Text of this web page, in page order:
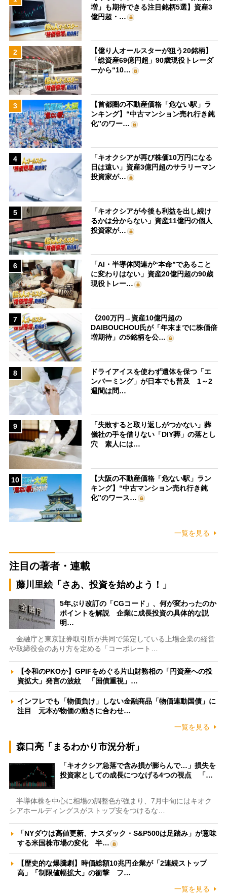
増」も期待できる注目銘柄5選】資産3
億円超・…
2
【億り人オールスターが狙う20銘柄】
「総資産69億円超」90歳現役トレーダ
ーから“10…
3
【首都圏の不動産価格「危ない駅」ラ
ンキング】“中古マンション売れ行き鈍
化”のワー…
4
「キオクシアが再び株価10万円になる
日は遠い」資産3億円超のサラリーマン
投資家が…
5
「キオクシアが今後も利益を出し続け
るかは分からない」資産11億円の個人
投資家が…
6
「AI・半導体関連が“本命”であること
に変わりはない」資産20億円超の90歳
現役トレー…
7
《200万円→資産10億円超の
DAIBOUCHOU氏が「年末までに株価倍
増期待」の5銘柄を公…
8
ドライアイスを使わず遺体を保つ「エ
ンバーミング」が日本でも普及 1～2
週間は問…
9
「失敗すると取り返しがつかない」葬
儀社の手を借りない「DIY葬」の落とし
穴 素人には…
10
【大阪の不動産価格「危ない駅」ラン
キング】“中古マンション売れ行き鈍
化”のワース…
一覧を見る
注目の著者・連載
藤川里絵「さあ、投資を始めよう！」
5年ぶり改訂の「CGコード」、何が変わったのか
ポイントを解説 企業に成長投資の具体的な説
明…
金融庁と東京証券取引所が共同で策定している上場企業の経営
や取締役会のあり方を定める「コーポレート…
【令和のPKOか】GPIFをめぐる片山財務相の「円資産への投
資拡大」発言の波紋 「国債重視」…
インフレでも「物価負け」しない金融商品「物価連動国債」に
注目 元本が物価の動きに合わせ…
一覧を見る
森口亮「まるわかり市況分析」
「キオクシア急落で含み損が膨らんで…」損失を
投資家としての成長につなげる4つの視点 「…
半導体株を中心に相場の調整色が強まり、7月中旬にはキオク
シアホールディングスがストップ安をつけるな…
「NYダウは高値更新、ナスダック・S&P500は足踏み」が意味
する米国株市場の変化 半…
【歴史的な爆騰劇】時価総額10兆円企業が「2連続ストップ
高」「制限値幅拡大」の衝撃 フ…
一覧を見る